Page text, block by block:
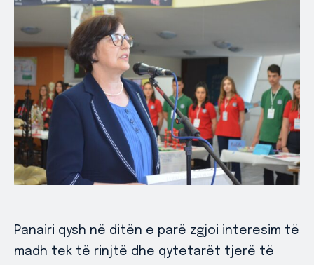
Panairi qysh në ditën e parë zgjoi interesim të
madh tek të rinjtë dhe qytetarët tjerë të